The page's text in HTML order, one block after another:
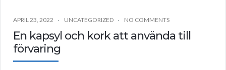
APRIL 23, 2022 UNCATEGORIZED NO COMMENTS
En kapsyl och kork att använda till
förvaring